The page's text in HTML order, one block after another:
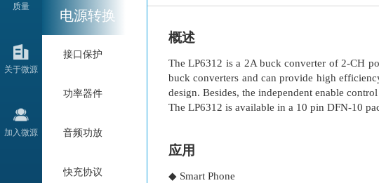
质量
关于微源
加入微源
电源转换
接口保护
功率器件
音频功放
快充协议
概述
The LP6312 is a 2A buck converter of 2-CH
buck converters and can provide high
design. Besides, the independent enable
The LP6312 is available in a 10 pin DFN-10
应用
◆ Smart Phone